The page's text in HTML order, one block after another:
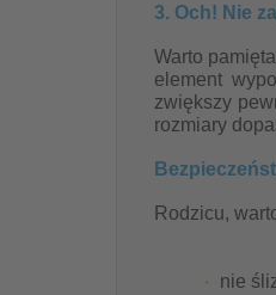
3. Och! Nie
Warto
element
zwiększy
rozmiary
Rodzicu,
nie